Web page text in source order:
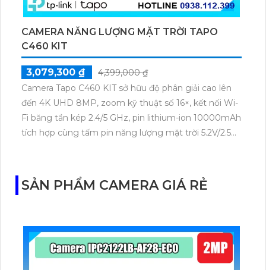
CAMERA NĂNG LƯỢNG MẶT TRỜI TAPO
C460 KIT
3,079,300 ₫
4,399,000 ₫
Camera Tapo C460 KIT sở hữu độ phân giải cao lên
đến 4K UHD 8MP, zoom kỹ thuật số 16×, kết nối Wi-
Fi băng tần kép 2.4/5 GHz, pin lithium-ion 10000mAh
tích hợp cùng tấm pin năng lượng mặt trời 5.2V/2.5W.
SẢN PHẨM CAMERA GIÁ RẺ